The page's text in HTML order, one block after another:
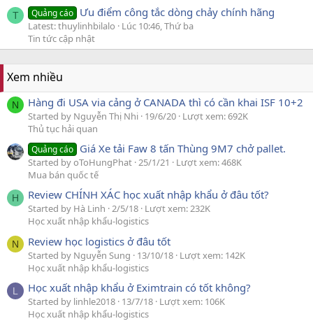
T Quảng cáo Ưu điểm công tắc dòng chảy chính hãng
Latest: thuylinhbilalo
Lúc 10:46, Thứ ba
Tin tức cập nhật
Xem nhiều
N Hàng đi USA via cảng ở CANADA thì có cần khai ISF 10+2
Started by Nguyễn Thị Nhi 19/6/20 Lượt xem: 692K
Thủ tục hải quan
Quảng cáo Giá Xe tải Faw 8 tấn Thùng 9M7 chở pallet.
Started by oToHungPhat 25/1/21
Lượt xem: 468K
Mua bán quốc tế
H Review CHÍNH XÁC học xuất nhập khẩu ở đâu tốt?
Started by Hà Linh 2/5/18 Lượt xem: 232K
Học xuất nhập khẩu-logistics
N Review học logistics ở đâu tốt
Started by Nguyễn Sung 13/10/18 Lượt xem: 142K
Học xuất nhập khẩu-logistics
L Học xuất nhập khẩu ở Eximtrain có tốt không?
Started by linhle2018 13/7/18 Lượt xem: 106K
Học xuất nhập khẩu-logistics